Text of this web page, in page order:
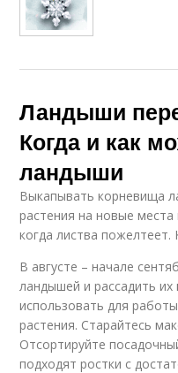
Ландыши
Когда и как
ландыши
Выкапывать корневища
растения на новые
когда листва пожелтеет.
В августе – начале
ландышей и рассадить
использовать для
растения. Старайтесь
Отсортируйте
подходят ростки с